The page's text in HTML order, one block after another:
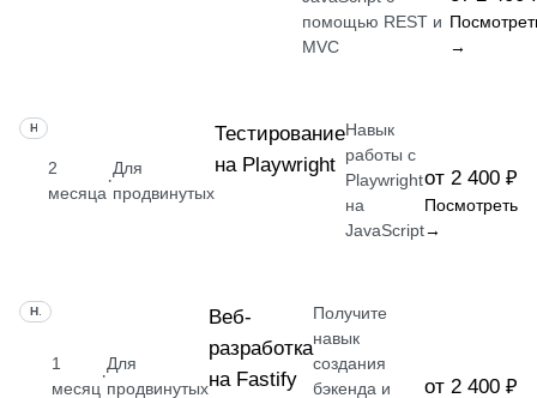
помощью REST и
MVC
→
НАВЫК
2
месяца
·
Для
продвинутых
Тестирование
на Playwright
Навык
работы с
Playwright
на
JavaScript
от 2 400 ₽
Посмотреть
→
НАВЫК
1
месяц
·
Для
продвинутых
Веб-
разработка
на Fastify
Получите
навык
создания
бэкенда и
от 2 400 ₽